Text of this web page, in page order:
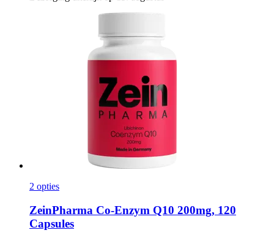
2 opties
ZeinPharma Co-​Enzym Q10 200mg, 120
Capsules